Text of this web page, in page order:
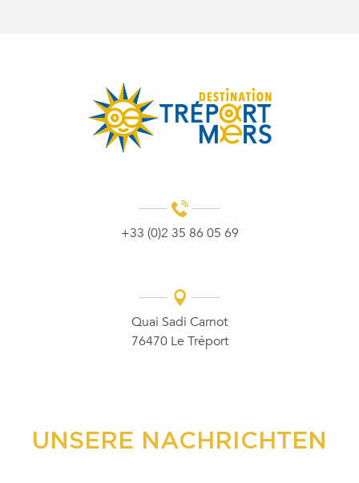
+33 (0)2 35 86 05 69
Quai Sadi Carnot
76470 Le Tréport
UNSERE NACHRICHTEN